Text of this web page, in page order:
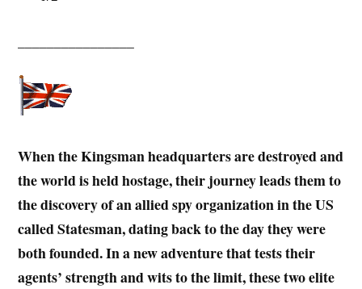
When the Kingsman headquarters are destroyed and
the world is held hostage, their journey leads them to
the discovery of an allied spy organization in the US
called Statesman, dating back to the day they were
both founded. In a new adventure that tests their
agents’ strength and wits to the limit, these two elite